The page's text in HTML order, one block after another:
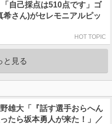
「自己採点は510点です」ゴ
希さん)がセレモニアルピッ
HOT TOPIC
と見る
雄大「『話す選手おらへん
たら坂本勇人が来た！」／